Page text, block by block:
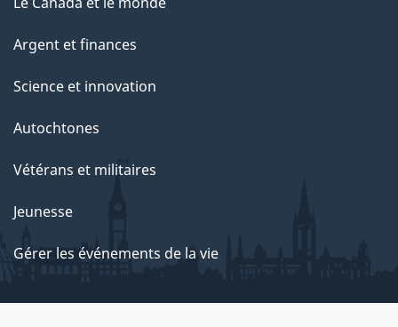
Argent et finances
Science et innovation
Autochtones
Vétérans et militaires
Jeunesse
Gérer les événements de la vie